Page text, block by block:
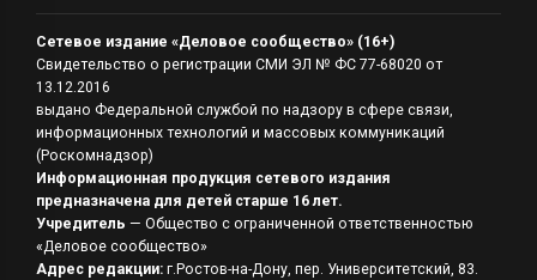
Сетевое издание «Деловое сообщество» (16+)
Свидетельство о регистрации СМИ ЭЛ № ФС 77-68020 от
13.12.2016
выдано Федеральной службой по надзору в сфере связи,
информационных технологий и массовых коммуникаций
(Роскомнадзор)
Информационная продукция сетевого издания
предназначена для детей старше 16 лет.
Учредитель — Общество с ограниченной ответственностью
«Деловое сообщество»
Адрес редакции: г.Ростов-на-Дону, пер. Университетский, 83.